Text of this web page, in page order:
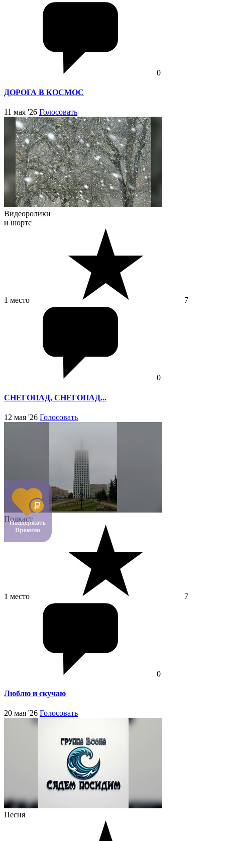
0
ДОРОГА В КОСМОС
11 мая '26 Голосовать
Видеоролики
и шортс
1 место 7
0
СНЕГОПАД, СНЕГОПАД...
12 мая '26 Голосовать
Подкаст
1 место 7
0
Люблю и скучаю
20 мая '26 Голосовать
Песня